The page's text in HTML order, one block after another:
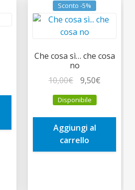
Sconto -5%
Che cosa sì… che cosa
no
10,00€
prezzo
originale
era:
10,00€.
9,50€
è:
Disponibile
Aggiungi al
carrello